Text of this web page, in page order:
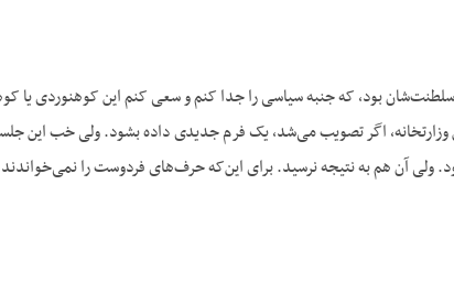
بود، که جنبه سیاسی را جدا کنم و سعی کنم این کوهنوردی یا
اگر تصویب می‌شد، یک فرم جدیدی داده بشود. ولی خب این
ولی آن هم به نتیجه نرسید. برای این‌که حرف‌های فردوست را